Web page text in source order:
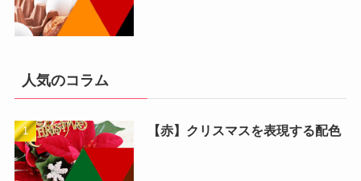
人気のコラム
【赤】クリスマスを表現する配色